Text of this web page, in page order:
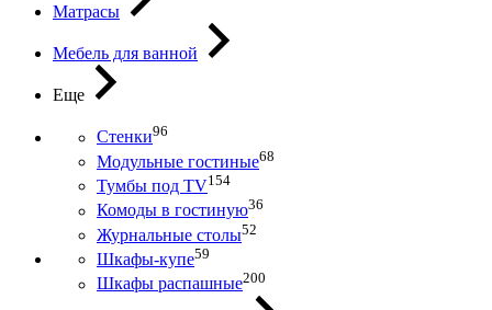
Матрасы
Мебель для ванной
Еще
Стенки96
Модульные гостиные68
Тумбы под ТV154
Комоды в гостиную36
Журнальные столы52
Шкафы-купе59
Шкафы распашные200